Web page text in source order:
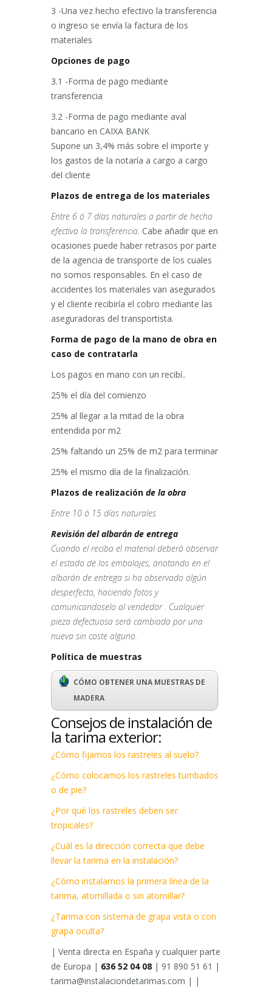
3 -Una vez hecho efectivo la transferencia
o ingreso se envía la factura de los
materiales
Opciones de pago
3.1 -Forma de pago mediante
transferencia
3.2 -Forma de pago mediante aval
bancario en CAIXA BANK
Supone un 3,4% más sobre el importe y
los gastos de la notaría a cargo a cargo
del cliente
Plazos de entrega de los materiales
Entre 6 ó 7 días naturales a partir de hecha
efectiva la transferencia. Cabe añadir que en
ocasiones puede haber retrasos por parte
de la agencia de transporte de los cuales
no somos responsables. En el caso de
accidentes los materiales van asegurados
y el cliente recibiría el cobro mediante las
aseguradoras del transportista.
Forma de pago de la mano de obra en
caso de contratarla
Los pagos en mano con un recibí..
25% el día del comienzo
25% al llegar a la mitad de la obra
entendida por m2
25% faltando un 25% de m2 para terminar
25% el mismo día de la finalización.
Plazos de realización de la obra
Entre 10 ó 15 días naturales
Revisión del albarán de entrega
Cuando el reciba el material deberá observar
el estado de los embalajes, anotando en el
albarán de entrega si ha observado algún
desperfecto, haciendo fotos y
comunicandoselo al vendedor . Cualquier
pieza defectuosa será cambiada por una
nueva sin coste alguno.
Política de muestras
CÓMO OBTENER UNA MUESTRAS DE
MADERA
Consejos de instalación de
la tarima exterior:
¿Cómo fijamos los rastreles al suelo?
¿Cómo colocamos los rastreles tumbados
o de pie?
¿Por qué los rastreles deben ser
tropicales?
¿Cuál es la dirección correcta que debe
llevar la tarima en la instalación?
¿Cómo instalamos la primera línea de la
tarima, atornillada o sin atornillar?
¿Tarima con sistema de grapa vista o con
grapa oculta?
| Venta directa en España y cualquier parte
de Europa | 636 52 04 08 | 91 890 51 61 |
tarima@instalaciondetarimas.com | |